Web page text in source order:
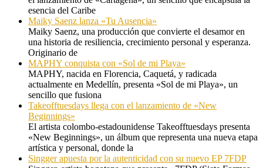
esencia del Caribe
Maiky Saenz lanza «Tu Ausencia»
Maiky Saenz, una producción que convierte el desamor en
una historia de resiliencia, crecimiento personal y esperanza.
Originario de
MAPHY conquista con «Sol de mi Playa»
MAPHY, nacida en Florencia, Caquetá, y radicada
actualmente en Medellín, presenta «Sol de mi Playa», un
sencillo que fusiona
Takeofftuesdays llega con el lanzamiento de «New
Beginnings»
El artista colombo-estadounidense Takeofftuesdays presenta
«New Beginnings», un álbum que representa una nueva etapa
artística y personal, donde la
Singger apuesta por la autenticidad con su nuevo EP 7FDP